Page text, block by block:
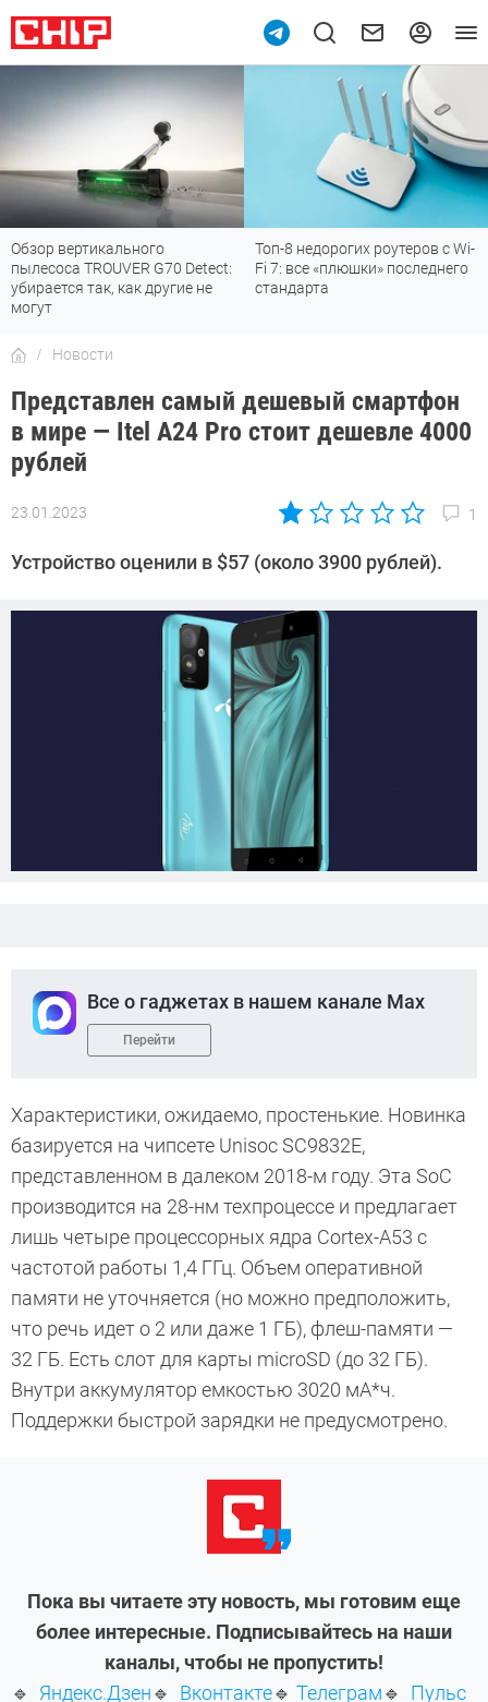
Обзор вертикального
пылесоса TROUVER G70 Detect:
убирается так, как другие не
могут
Топ-8 недорогих роутеров с Wi-
Fi 7: все «плюшки» последнего
стандарта
Новости
Представлен самый дешевый смартфон
в мире — Itel A24 Pro стоит дешевле 4000
рублей
23.01.2023 1
Автор:
Калашников
Устройство оценили в $57 (около 3900 рублей).
Все о гаджетах в нашем канале Max
Перейти
Характеристики, ожидаемо, простенькие. Новинка
базируется на чипсете Unisoc SC9832E,
представленном в далеком 2018-м году. Эта SoC
производится на 28-нм техпроцессе и предлагает
лишь четыре процессорных ядра Cortex-A53 с
частотой работы 1,4 ГГц. Объем оперативной
памяти не уточняется (но можно предположить,
что речь идет о 2 или даже 1 ГБ), флеш-памяти —
32 ГБ. Есть слот для карты microSD (до 32 ГБ).
Внутри аккумулятор емкостью 3020 мА*ч.
Поддержки быстрой зарядки не предусмотрено.
Пока вы читаете эту новость, мы готовим еще
более интересные. Подписывайтесь на наши
каналы, чтобы не пропустить!
🔹 Яндекс.Дзен🔹 Вконтакте🔹 Телеграм🔹 Пульс